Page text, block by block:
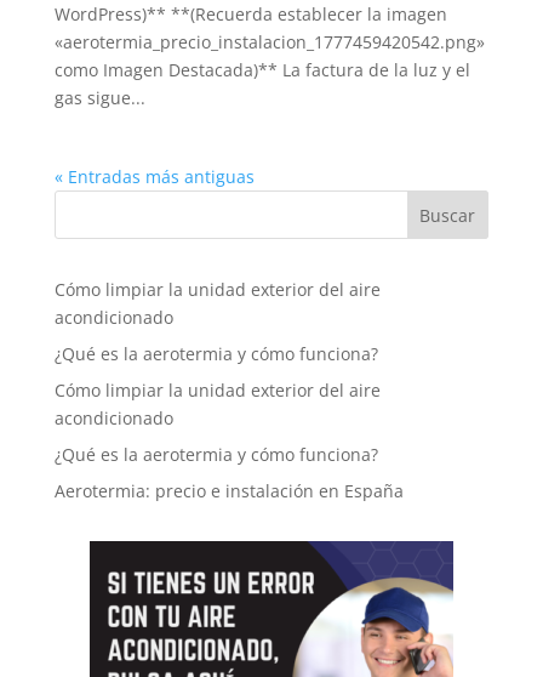
WordPress)** **(Recuerda establecer la imagen
«aerotermia_precio_instalacion_1777459420542.png»
como Imagen Destacada)** La factura de la luz y el
gas sigue...
« Entradas más antiguas
Cómo limpiar la unidad exterior del aire
acondicionado
¿Qué es la aerotermia y cómo funciona?
Cómo limpiar la unidad exterior del aire
acondicionado
¿Qué es la aerotermia y cómo funciona?
Aerotermia: precio e instalación en España